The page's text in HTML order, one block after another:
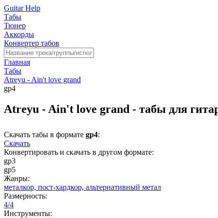
Guitar Help
Табы
Тюнер
Аккорды
Конвертер табов
Главная
Табы
Atreyu - Ain't love grand
gp4
Atreyu - Ain't love grand - табы для
Скачать табы в формате gp4:
Скачать
Конвертировать и скачать в другом формате:
gp3
gp5
Жанры:
металкор, пост-хардкор, альтернативный метал
Размерность:
4/4
Инструменты: